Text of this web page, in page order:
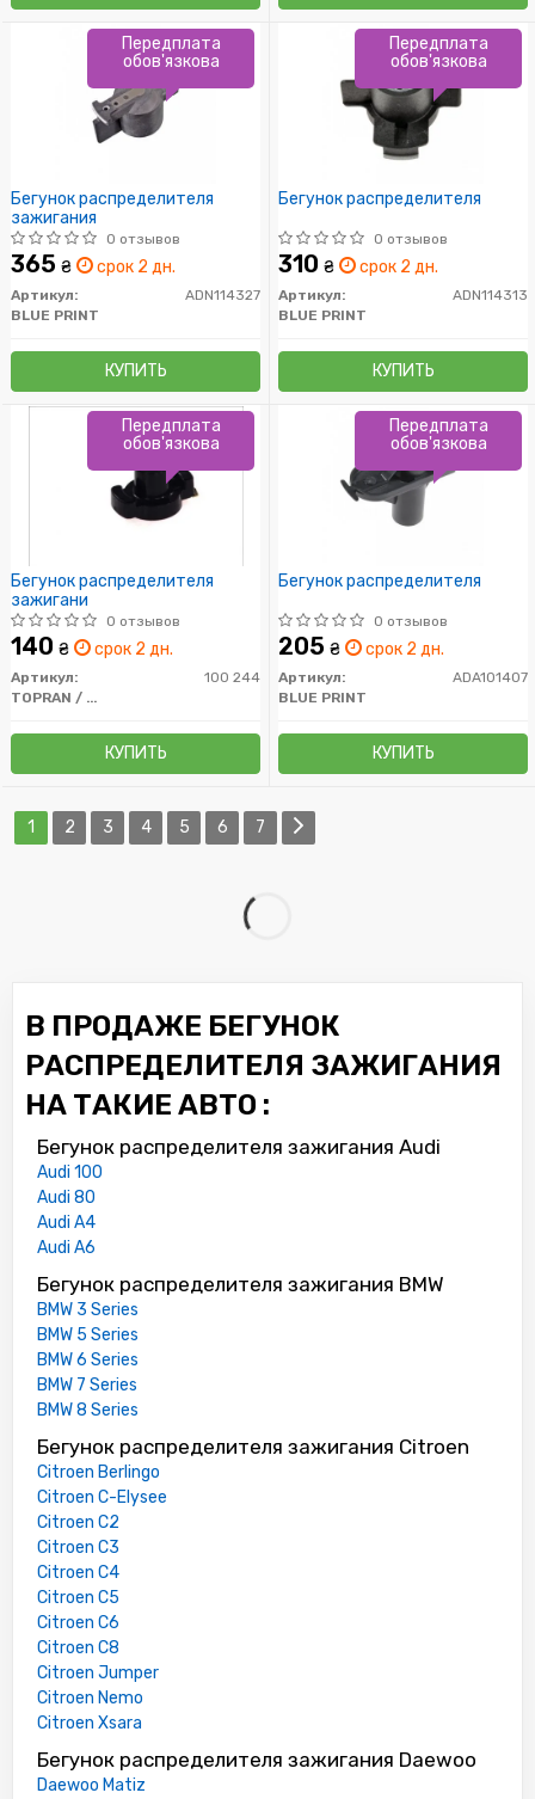
Бегунок распределителя
зажигания
0 отзывов
365 ₴ срок 2 дн.
Артикул:
ADN114327
BLUE PRINT
КУПИТЬ
Передплата
обов'язкова
Бегунок распределителя
0 отзывов
310 ₴ срок 2 дн.
Артикул:
ADN114313
BLUE PRINT
КУПИТЬ
Передплата
обов'язкова
Бегунок распределителя
зажигани
0 отзывов
140 ₴ срок 2 дн.
Артикул:
100 244
TOPRAN / HANS PRIES
КУПИТЬ
Передплата
обов'язкова
Бегунок распределителя
0 отзывов
205 ₴ срок 2 дн.
Артикул:
ADA101407
BLUE PRINT
КУПИТЬ
Передплата
обов'язкова
1 2 3 4 5 6 7
В ПРОДАЖЕ БЕГУНОК
РАСПРЕДЕЛИТЕЛЯ ЗАЖИГАНИЯ
НА ТАКИЕ АВТО :
Бегунок распределителя зажигания Audi
Audi 100
Audi 80
Audi A4
Audi A6
Бегунок распределителя зажигания BMW
BMW 3 Series
BMW 5 Series
BMW 6 Series
BMW 7 Series
BMW 8 Series
Бегунок распределителя зажигания Citroen
Citroen Berlingo
Citroen C-Elysee
Citroen C2
Citroen C3
Citroen C4
Citroen C5
Citroen C6
Citroen C8
Citroen Jumper
Citroen Nemo
Citroen Xsara
Бегунок распределителя зажигания Daewoo
Daewoo Matiz